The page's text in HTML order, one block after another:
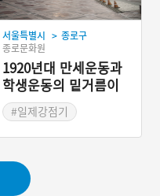
서울특별시 > 종로구
종로문화원
1920년대 만세운동과
학생운동의 밑거름이
되다, 고려공산청년회
(高麗共産靑年會)
#일제강점기